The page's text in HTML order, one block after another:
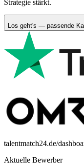
Strategie stärkt.
Los geht's — passende
talentmatch24.de/
Aktuelle Bewerber